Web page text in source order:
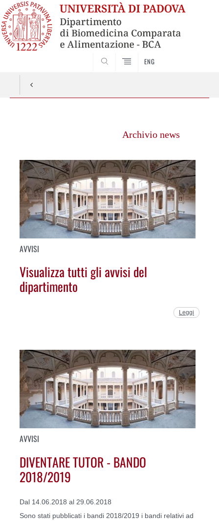
ENG
Archivio news
AVVISI
Visualizza tutti gli avvisi del
dipartimento
Leggi
AVVISI
DIVENTARE TUTOR - BANDO
2018/2019
Dal 14.06.2018 al 29.06.2018
Sono stati pubblicati i bandi 2018/2019 i bandi relativi ad